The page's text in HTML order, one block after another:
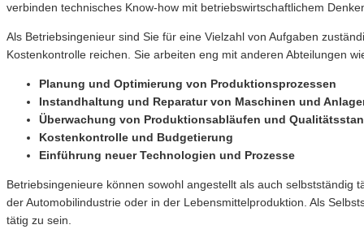
verbinden technisches Know-how mit betriebswirtschaftlichem
Als Betriebsingenieur sind Sie für eine Vielzahl von Aufgaben
Kostenkontrolle reichen. Sie arbeiten eng mit anderen Abteilungen
Planung und Optimierung von Produktionsprozessen
Instandhaltung und Reparatur von Maschinen und
Überwachung von Produktionsabläufen und
Kostenkontrolle und Budgetierung
Einführung neuer Technologien und Prozesse
Betriebsingenieure können sowohl angestellt als auch selbstständig
der Automobilindustrie oder in der Lebensmittelproduktion. Als
tätig zu sein.